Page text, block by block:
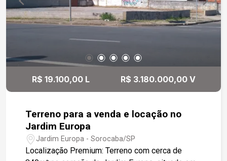
contato.
R$ 19.100,00 L R$ 3.180.000,00 V
Terreno para a venda e locação no
Jardim Europa
Jardim Europa - Sorocaba/SP
Localização Premium: Terreno com cerca de